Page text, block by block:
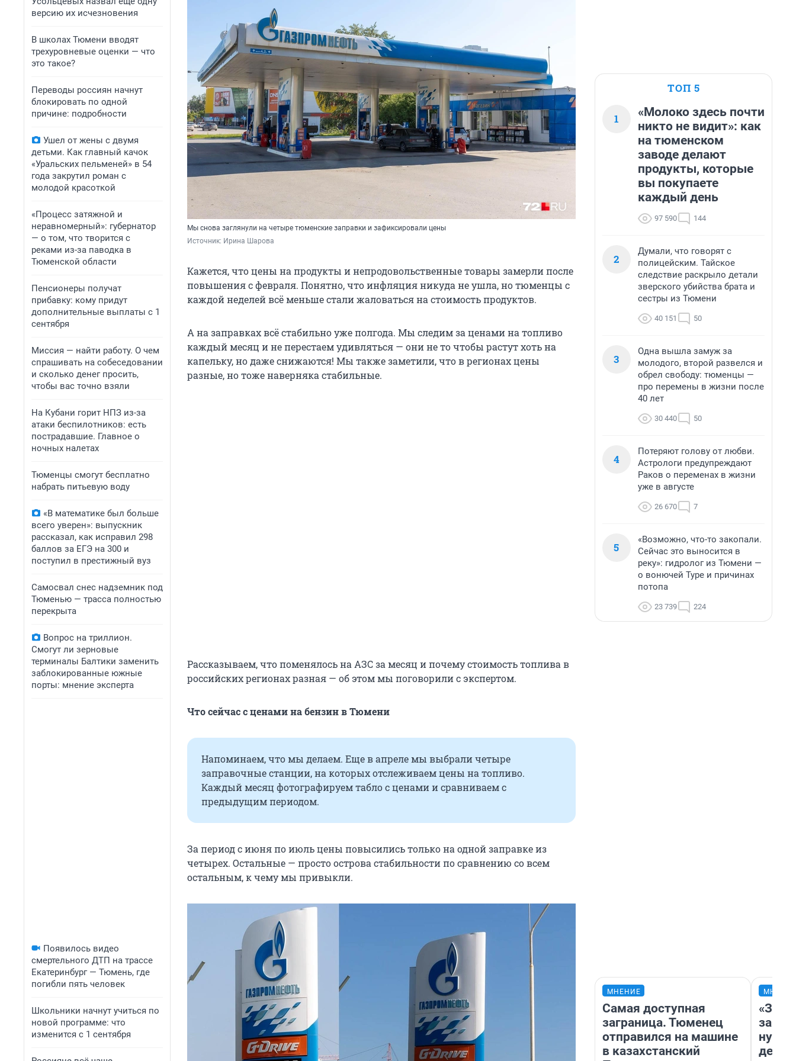
версию их исчезновения
В школах Тюмени вводят
трехуровневые оценки — что
это такое?
Переводы россиян начнут
блокировать по одной
причине: подробности
Ушел от жены с двумя
детьми. Как главный качок
«Уральских пельменей» в 54
года закрутил роман с
молодой красоткой
«Процесс затяжной и
неравномерный»: губернатор
— о том, что творится с
реками из-за паводка в
Тюменской области
Пенсионеры получат
прибавку: кому придут
дополнительные выплаты с 1
сентября
Миссия — найти работу. О чем
спрашивать на собеседовании
и сколько денег просить,
чтобы вас точно взяли
На Кубани горит НПЗ из-за
атаки беспилотников: есть
пострадавшие. Главное о
ночных налетах
Тюменцы смогут бесплатно
набрать питьевую воду
«В математике был больше
всего уверен»: выпускник
рассказал, как исправил 298
баллов за ЕГЭ на 300 и
поступил в престижный вуз
Самосвал снес надземник под
Тюменью — трасса полностью
перекрыта
Вопрос на триллион.
Смогут ли зерновые
терминалы Балтики заменить
заблокированные южные
порты: мнение эксперта
Появилось видео
смертельного ДТП на трассе
Екатеринбург — Тюмень, где
погибли пять человек
Школьники начнут учиться по
новой программе: что
изменится с 1 сентября
Мы снова заглянули на четыре тюменские заправки и зафиксировали цены
Источник: Ирина Шарова
Кажется, что цены на продукты и непродовольственные товары замерли после
повышения с февраля. Понятно, что инфляция никуда не ушла, но тюменцы с
каждой неделей всё меньше стали жаловаться на стоимость продуктов.
А на заправках всё стабильно уже полгода. Мы следим за ценами на топливо
каждый месяц и не перестаем удивляться — они не то чтобы растут хоть на
капельку, но даже снижаются! Мы также заметили, что в регионах цены
разные, но тоже наверняка стабильные.
Рассказываем, что поменялось на АЗС за месяц и почему стоимость топлива в
российских регионах разная — об этом мы поговорили с экспертом.
Что сейчас с ценами на бензин в Тюмени
Напоминаем, что мы делаем. Еще в апреле мы выбрали четыре
заправочные станции, на которых отслеживаем цены на топливо.
Каждый месяц фотографируем табло с ценами и сравниваем с
предыдущим периодом.
За период с июня по июль цены повысились только на одной заправке из
четырех. Остальные — просто острова стабильности по сравнению со всем
остальным, к чему мы привыкли.
ТОП 5
1
«Молоко здесь почти
никто не видит»: как
на тюменском
заводе делают
продукты, которые
вы покупаете
каждый день
97 590 144
2
Думали, что говорят с
полицейским. Тайское
следствие раскрыло детали
зверского убийства брата и
сестры из Тюмени
40 151 50
3
Одна вышла замуж за
молодого, второй развелся и
обрел свободу: тюменцы —
про перемены в жизни после
40 лет
30 440 50
4
Потеряют голову от любви.
Астрологи предупреждают
Раков о переменах в жизни
уже в августе
26 670 7
5
«Возможно, что-то закопали.
Сейчас это выносится в
реку»: гидролог из Тюмени —
о вонючей Туре и причинах
потопа
23 739 224
МНЕНИЕ
Самая доступная
заграница. Тюменец
отправился на машине
в казахстанский
дела